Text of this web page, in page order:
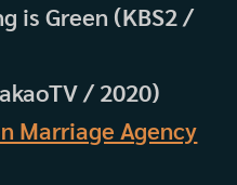
is Green (KBS2 /
/ 2020)
Marriage Agency